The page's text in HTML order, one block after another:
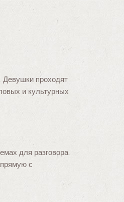
Девушки проходят
и культурных
для разговора.
с